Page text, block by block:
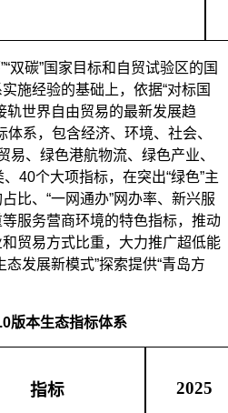
双碳”国家目标和自贸试验区的国
施经验的基础上，依据“对标国
轨世界自由贸易的最新发展趋
系，包含经济、环境、社会、
易、绿色港航物流、绿色产业、
40个大项指标，在突出“绿色”主
比、“一网通办”网办率、新兴服
服务营商环境的特色指标，推动
贸易方式比重，大力推广超低能
发展新模式”探索提供“青岛方
版本生态指标体系
指标 2025